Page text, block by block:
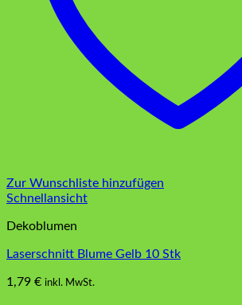
Zur Wunschliste hinzufügen
Schnellansicht
Dekoblumen
Laserschnitt Blume Gelb 10 Stk
1,79 € inkl. MwSt.